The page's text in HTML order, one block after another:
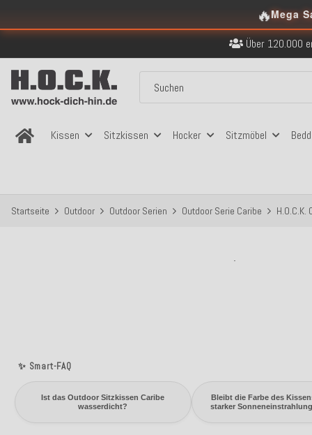
🔥Mega
Kostenloser Versand
Über 120.000
Sicher
Sicher
Kissen
Sitzkissen Hocker Sitzmöbel
Startseite Outdoor Outdoor Serien Outdoor Serie Caribe
✨ Smart-FAQ
Ist das Outdoor Sitzkissen Caribe
wasserdicht?
Bleibt die Farbe des
starker